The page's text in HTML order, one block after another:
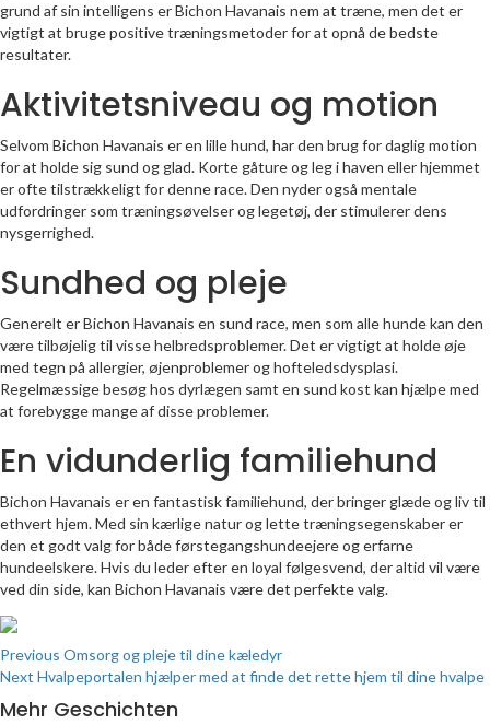
grund af sin intelligens er Bichon Havanais nem at træne, men det er
vigtigt at bruge positive træningsmetoder for at opnå de bedste
resultater.
Aktivitetsniveau og motion
Selvom Bichon Havanais er en lille hund, har den brug for daglig motion
for at holde sig sund og glad. Korte gåture og leg i haven eller hjemmet
er ofte tilstrækkeligt for denne race. Den nyder også mentale
udfordringer som træningsøvelser og legetøj, der stimulerer dens
nysgerrighed.
Sundhed og pleje
Generelt er Bichon Havanais en sund race, men som alle hunde kan den
være tilbøjelig til visse helbredsproblemer. Det er vigtigt at holde øje
med tegn på allergier, øjenproblemer og hofteledsdysplasi.
Regelmæssige besøg hos dyrlægen samt en sund kost kan hjælpe med
at forebygge mange af disse problemer.
En vidunderlig familiehund
Bichon Havanais er en fantastisk familiehund, der bringer glæde og liv til
ethvert hjem. Med sin kærlige natur og lette træningsegenskaber er
den et godt valg for både førstegangshundeejere og erfarne
hundeelskere. Hvis du leder efter en loyal følgesvend, der altid vil være
ved din side, kan Bichon Havanais være det perfekte valg.
Continue
Reading
Previous Omsorg og pleje til dine kæledyr
Next Hvalpeportalen hjælper med at finde det rette hjem til dine hvalpe
Mehr Geschichten